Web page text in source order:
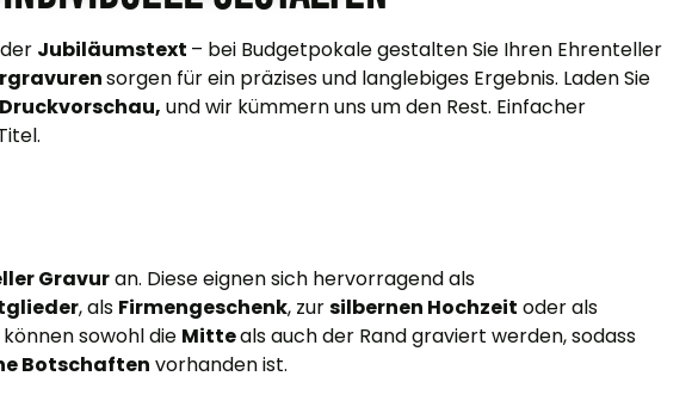
Jubiläumstext – bei Budgetpokale gestalten Sie Ihren Ehrenteller
sorgen für ein präzises und langlebiges Ergebnis. Laden Sie
und wir kümmern uns um den Rest. Einfacher
Gravuran. Diese eignen sich hervorragend als
, als Firmengeschenk, zursilbernen Hochzeit oder als
sowohl die Mitteals auch der Rand graviert werden, sodass
Botschaften vorhanden ist.